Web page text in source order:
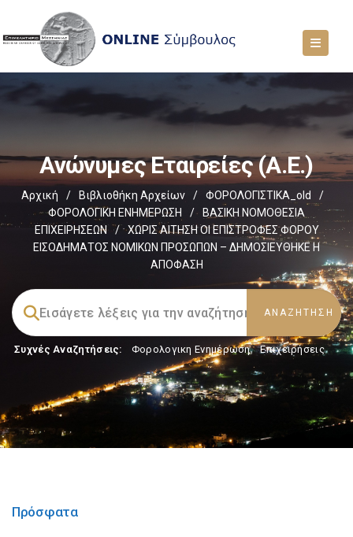
Ανώνυμες Εταιρείες (Α.Ε.)
Αρχική / Βιβλιοθήκη Αρχείων / ΦΟΡΟΛΟΓΙΣΤΙΚΑ_old
/
ΦΟΡΟΛΟΓΙΚΗ ΕΝΗΜΕΡΩΣΗ
/
ΒΑΣΙΚΗ ΝΟΜΟΘΕΣΙΑ
ΕΠΙΧΕΙΡΗΣΕΩΝ
/
ΧΩΡΙΣ ΑΙΤΗΣΗ ΟΙ ΕΠΙΣΤΡΟΦΕΣ ΦΟΡΟΥ
ΕΙΣΟΔΗΜΑΤΟΣ ΝΟΜΙΚΩΝ ΠΡΟΣΩΠΩΝ – ΔΗΜΟΣΙΕΥΘΗΚΕ Η
ΑΠΟΦΑΣΗ
Συχνές Αναζητήσεις: Φορολογικη Ενημέρωση, Επιχειρήσεις
Πρόσφατα